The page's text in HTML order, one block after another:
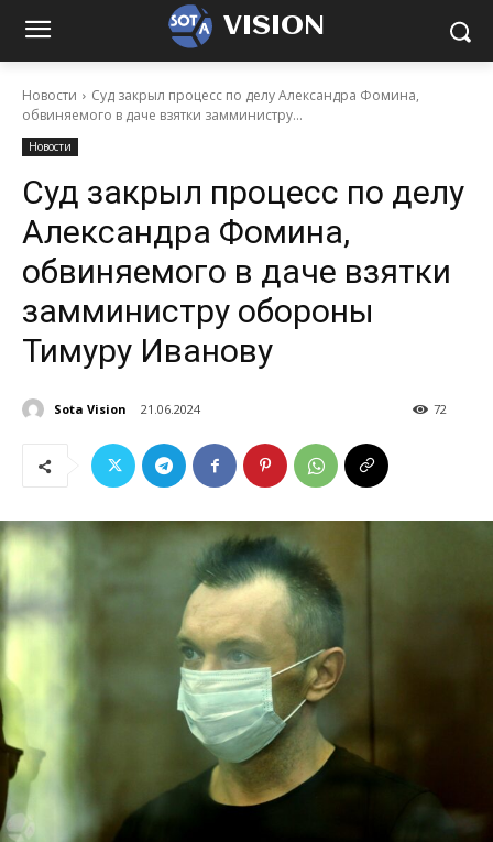
VISION
Новости
Суд закрыл процесс по делу Александра Фомина,
обвиняемого в даче взятки замминистру...
Новости
Суд закрыл процесс по делу
Александра Фомина,
обвиняемого в даче взятки
замминистру обороны
Тимуру Иванову
Sota Vision 21.06.2024 72